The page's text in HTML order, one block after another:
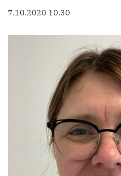
7.10.2020 10.30